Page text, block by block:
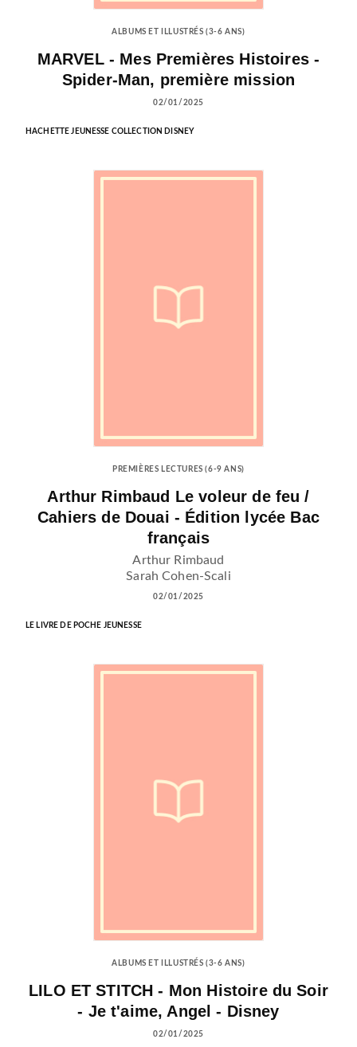
ALBUMS ET ILLUSTRÉS (3-6 ANS)
MARVEL - Mes Premières Histoires -
Spider-Man, première mission
02/01/2025
HACHETTE JEUNESSE COLLECTION DISNEY
PREMIÈRES LECTURES (6-9 ANS)
Arthur Rimbaud Le voleur de feu /
Cahiers de Douai - Édition lycée Bac
français
Arthur Rimbaud
Sarah Cohen-Scali
02/01/2025
LE LIVRE DE POCHE JEUNESSE
ALBUMS ET ILLUSTRÉS (3-6 ANS)
LILO ET STITCH - Mon Histoire du Soir
- Je t'aime, Angel - Disney
02/01/2025